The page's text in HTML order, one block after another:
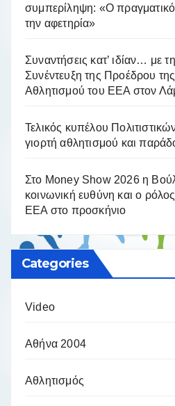
συμπερίληψη: «Ο
την αφετηρία»
Συναντήσεις κατ’ ιδίαν… με
Συνέντευξη της Προέδρου
Αθλητισμού του ΕΕΑ στον
Τελικός κυπέλου
γιορτή αθλητισμού και
Στο Money Show 2026 η
κοινωνική ευθύνη και ο
ΕΕΑ στο προσκήνιο
Categories
Video
Αθήνα 2004
Αθλητισμός